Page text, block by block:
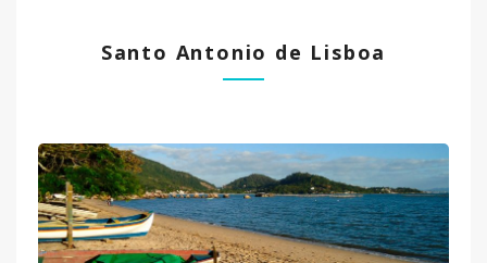
Santo Antonio de Lisboa